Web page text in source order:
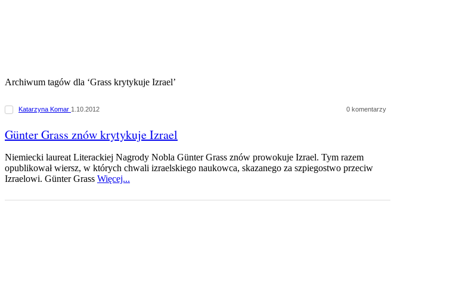
Archiwum tagów dla ‘Grass krytykuje Izrael’
Katarzyna Komar 1.10.2012 0 komentarzy
Günter Grass znów krytykuje Izrael
Niemiecki laureat Literackiej Nagrody Nobla Günter Grass znów prowokuje Izrael. Tym razem
opublikował wiersz, w których chwali izraelskiego naukowca, skazanego za szpiegostwo przeciw
Izraelowi. Günter Grass Więcej...